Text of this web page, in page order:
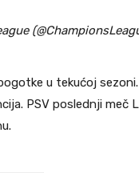
u tekućoj
PSV poslednji meč